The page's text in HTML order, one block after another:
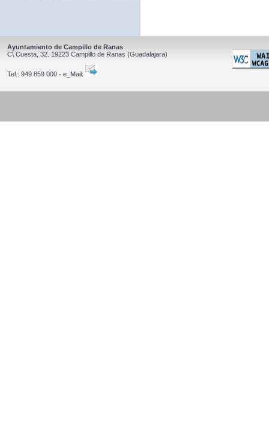
Ayuntamiento de Campillo de Ranas
C\ Cuesta, 32. 19223 Campillo de Ranas (Guadalajara)
Tel.: 949 859 000 - e_Mail: